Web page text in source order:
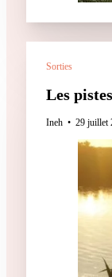
Sorties
Les
Ineh 29 juillet